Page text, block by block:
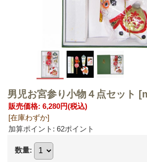
男児お宮参り小物４点セット
販売価格: 6,280円(税込)
[在庫わずか]
加算ポイント: 62ポイント
数量: